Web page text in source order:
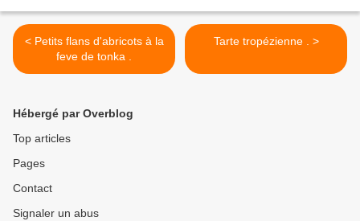
< Petits flans d'abricots à la
feve de tonka .
Tarte tropézienne . >
Hébergé par Overblog
Top articles
Pages
Contact
Signaler un abus